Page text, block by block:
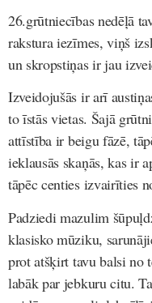
26.grūtniecības nedēļā
rakstura iezīmes, viņš
un skropstiņas ir jau
Izveidojušās ir arī
to īstās vietas. Šajā
attīstība ir beigu fāzē,
ieklausās skaņās, kas ir
tāpēc centies izvairīties
Padziedi mazulim
klasisko mūziku,
prot atšķirt tavu balsi no
labāk par jebkuru citu.